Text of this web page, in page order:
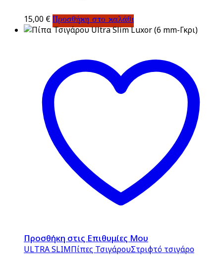
15,00 € Προσθήκη στο καλάθι
Προσθήκη στις Επιθυμίες Μου
ULTRA SLIMΠίπες ΤσιγάρουΣτριφτό τσιγάρο